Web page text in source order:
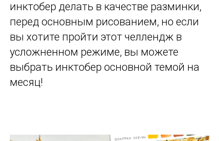
инктобер делать в качестве разминки,
перед основным рисованием, но если
вы хотите пройти этот челлендж в
усложненном режиме, вы можете
выбрать инктобер основной темой на
месяц!